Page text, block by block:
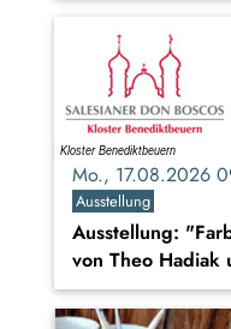
Mo., 17.08.2026
Ausstellung
Ausstellung:
von Theo Hadiak